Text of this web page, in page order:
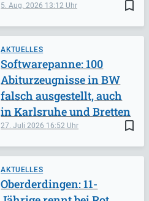
bookmark_border
5. Aug. 2026 13:12
AKTUELLES
bookmark_border
27. Juli 2026 16:52
Softwarepanne: 100
Abiturzeugnisse in BW
falsch ausgestellt, auch
in Karlsruhe und Bretten
AKTUELLES
Oberderdingen: 11-